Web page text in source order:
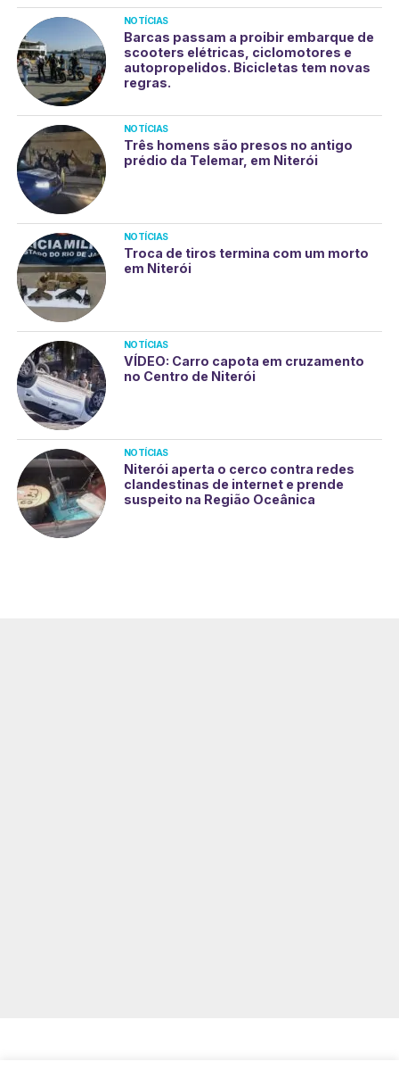
NOTÍCIAS
Barcas passam a proibir embarque de
scooters elétricas, ciclomotores e
autopropelidos. Bicicletas tem novas
regras.
NOTÍCIAS
Três homens são presos no antigo
prédio da Telemar, em Niterói
NOTÍCIAS
Troca de tiros termina com um morto
em Niterói
NOTÍCIAS
VÍDEO: Carro capota em cruzamento
no Centro de Niterói
NOTÍCIAS
Niterói aperta o cerco contra redes
clandestinas de internet e prende
suspeito na Região Oceânica